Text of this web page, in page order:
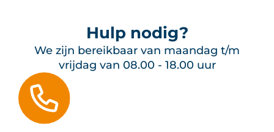
Hulp nodig?
We zijn bereikbaar van maandag t/m
vrijdag van 08.00 - 18.00 uur